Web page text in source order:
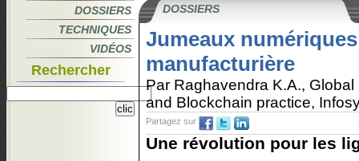
DOSSIERS
TECHNIQUES
VIDÉOS
Rechercher
DOSSIERS
Jumeaux
manufacturière
Par Raghavendra K.A.,
and Blockchain practice,
Partagez sur
Une révolution pour les